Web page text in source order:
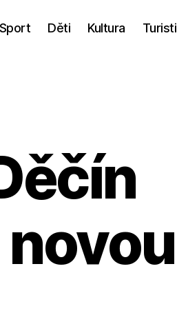
Sport Děti Kultura Turisti